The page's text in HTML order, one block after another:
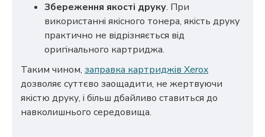
Збереження якості друку. При
використанні якісного тонера, якість друку
практично не відрізняється від
оригінального картриджа.
Таким чином, заправка картриджів Xerox
дозволяє суттєво заощадити, не жертвуючи
якістю друку, і більш дбайливо ставиться до
навколишнього середовища.